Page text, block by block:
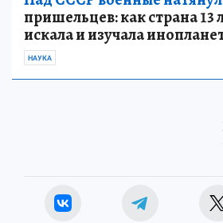
пришельцев: как страна 13
искала и изучала
НАУКА